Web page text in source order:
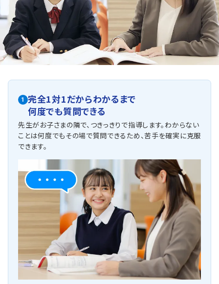
高知中学校
上位層と下位層では大きな学力差ができています。
国公立を目指す場合は中学生の間に学内トップレベルを
目指していきます。逆に、中1の定期テストで思うように点が
取れない場合は、小学校の復習から始める場合もありま
他にも以下の学校に対応しています
中、城西中、佐川中、高知中、行川学園など
1
完全1対1だからわかるまで
何度でも質問できる
先生がお子さまの隣で、つきっきりで指導します。わからない
ことは何度でもその場で質問できるため、苦手を確実に克服
できます。